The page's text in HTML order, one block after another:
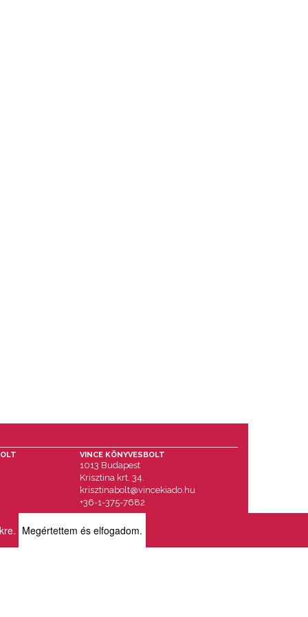
Megértettem és elfogadom.
VINCE KÖNYVESBOLT
1013 Budapest
Krisztina krt. 34.
krisztinabolt@vincekiado.hu
+36-1-375-7682